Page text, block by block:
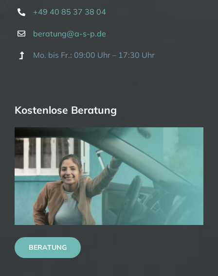
+49 40 85 37 38 04
beratung@a-s-p.de
Mo. bis Fr.: 09:00 Uhr – 17:30 Uhr
Kostenlose Beratung
BERATUNG